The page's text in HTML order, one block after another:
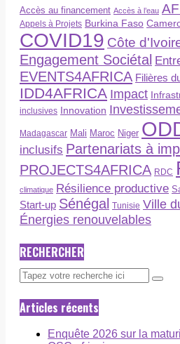
Accès au financement Accès à l’eau
Appels à Projets Burkina Faso
COVID19 Côte
Engagement Sociétal
EVENTS4AFRICA Filières
IDD4AFRICA Impact
inclusives Innovation
Madagascar Mali Maroc Niger
inclusifs Partenariats à
PROJECTS4AFRICA RDC
climatique Résilience productive
Start-up Sénégal Tunisie Ville
Énergies renouvelables
RECHERCHER
Articles récents
Enquête 2026 sur la